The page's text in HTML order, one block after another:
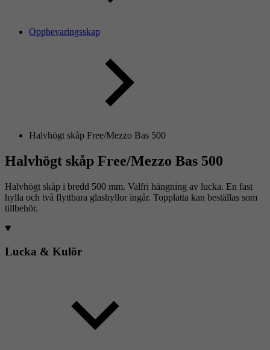
Oppbevaringsskap
Halvhögt skåp Free/Mezzo Bas 500
Halvhögt skåp Free/Mezzo Bas 500
Halvhögt skåp i bredd 500 mm. Valfri hängning av lucka. En fast
hylla och två flyttbara glashyllor ingår. Topplatta kan beställas som
tillbehör.
Lucka & Kulör